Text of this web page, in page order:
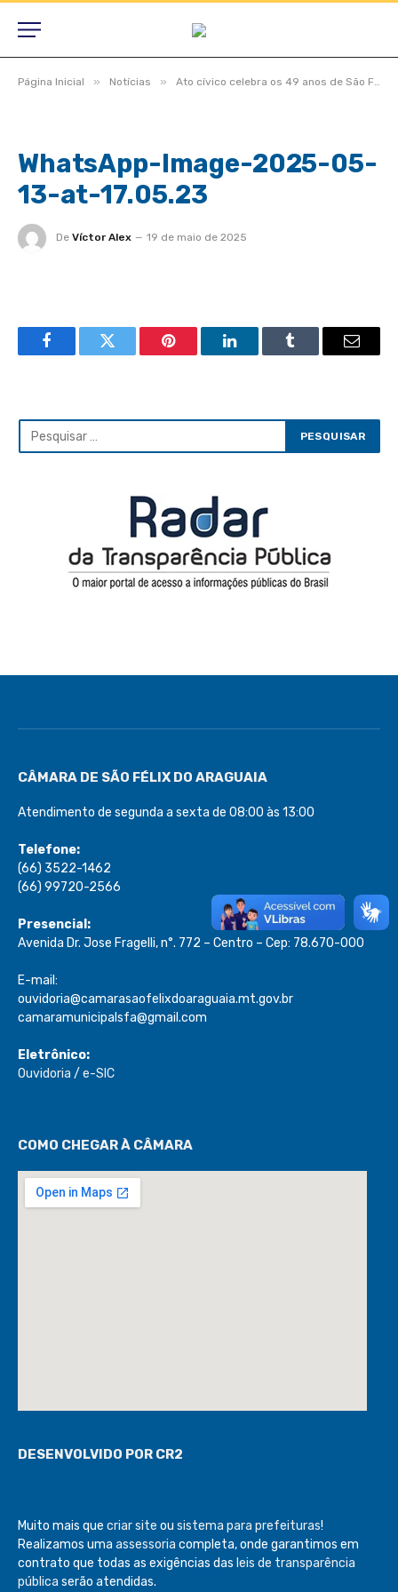
Página Inicial » Notícias » Ato cívico celebra os 49 anos de São Félix do Araguaia com união e espírito de pertencimento
WhatsApp-Image-2025-05-
13-at-17.05.23
De Víctor Alex 19 de maio de 2025
FacebookTwitter Pinterest LinkedInTumblr Email
CÂMARA DE SÃO FÉLIX DO ARAGUAIA
Atendimento de segunda a sexta de 08:00 às 13:00
Telefone:
(66) 3522-1462
(66) 99720-2566
Presencial:
Avenida Dr. Jose Fragelli, n°. 772 – Centro – Cep: 78.670-000
E-mail:
ouvidoria@camarasaofelixdoaraguaia.mt.gov.br
camaramunicipalsfa@gmail.com
Eletrônico:
Ouvidoria / e-SIC
COMO CHEGAR À CÂMARA
DESENVOLVIDO POR CR2
Muito mais que criar site ou sistema para prefeituras!
Realizamos uma assessoria completa, onde garantimos em
contrato que todas as exigências das leis de transparência
pública serão atendidas.